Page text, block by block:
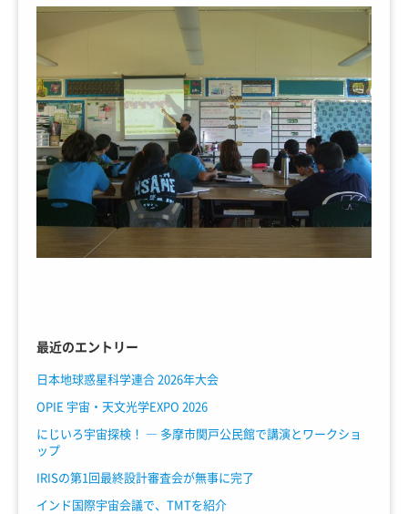
最近のエントリー
日本地球惑星科学連合 2026年大会
OPIE 宇宙・天文光学EXPO 2026
にじいろ宇宙探検！ ― 多摩市関戸公民館で講演とワークショ
ップ
IRISの第1回最終設計審査会が無事に完了
インド国際宇宙会議で、TMTを紹介